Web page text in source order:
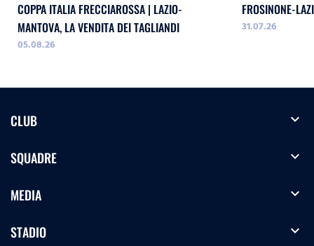
COPPA ITALIA FRECCIAROSSA | LAZIO-
MANTOVA, LA VENDITA DEI TAGLIANDI
05.08.26
FROSINONE-
31.07.26
CLUB expand_more
SQUADRE expand_more
MEDIA expand_more
STADIO expand_more